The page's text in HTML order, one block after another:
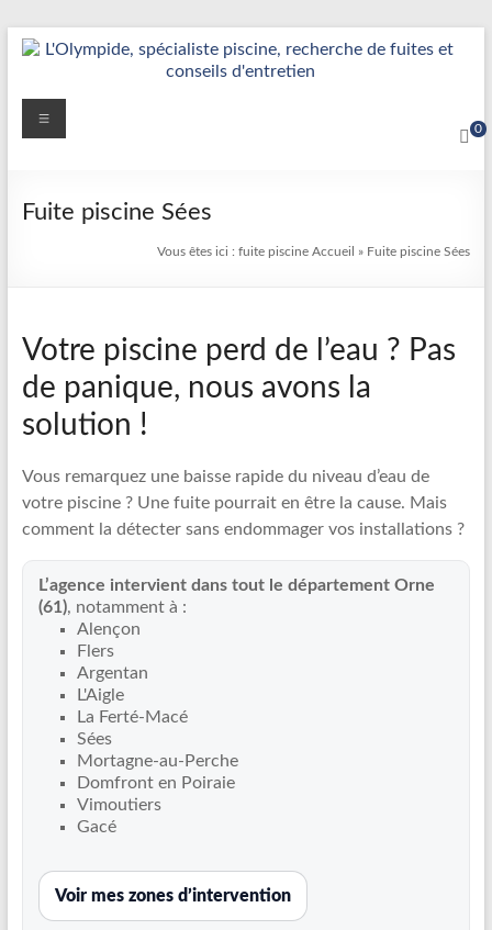
Aller
au
Détection
Réparation
Fuite
L’Olympide
—
Expert
France
Recherche
de
fuite
piscine
partout
réparation
canalisations
0
Menu
Fuite piscine Sées
Vous êtes ici : fuite piscineAccueil » Fuite piscine Sées
Votre piscine perd de l’eau ? Pas
de panique, nous avons la
solution !
Vous remarquez une baisse rapide du niveau d’eau de
votre piscine ? Une fuite pourrait en être la cause. Mais
comment la détecter sans endommager vos installations ?
L’agence intervient dans tout le département Orne
(61), notamment à :
Alençon
Flers
Argentan
L'Aigle
La Ferté-Macé
Sées
Mortagne-au-Perche
Domfront en Poiraie
Vimoutiers
Gacé
Voir mes zones d’intervention